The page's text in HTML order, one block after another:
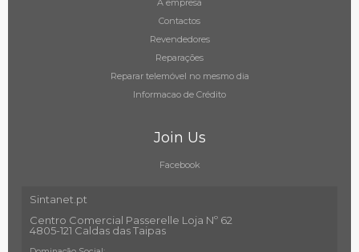
A empresa
Contactos
Revendedores
Reparações
Reparar telemóvel no mesmo dia
Informacao de Crédito
Join Us
Facebook
Sintanet.pt
Centro Comercial Passerelle Loja Nº 62
4805-121 Caldas das Taipas